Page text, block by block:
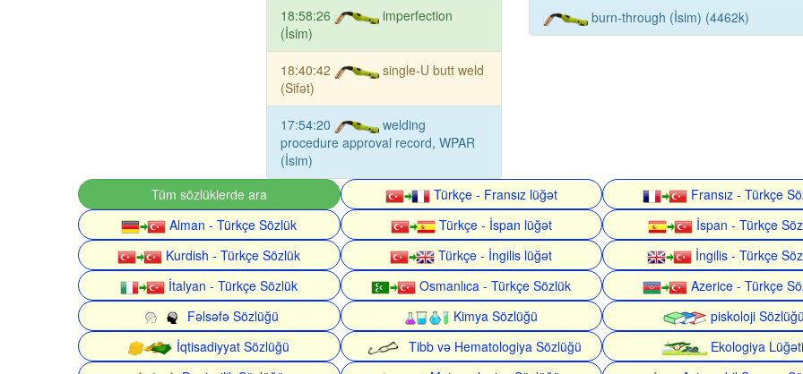
18:58:26
imperfection
(İsim)
18:40:42
single-U butt weld
(Sifət)
17:54:20
welding
procedure approval record, WPAR
(İsim)
burn-through (İsim) (4462k)
Tüm sözlüklerde ara Türkçe - Fransız lüğət Fransız - Türkçe
Alman - Türkçe Sözlük
Türkçe - İspan lüğət İspan - Türkçe
Kurdish - Türkçe Sözlük
Türkçe - İngilis lüğət İngilis - Türkçe
İtalyan - Türkçe Sözlük
Osmanlıca - Türkçe Sözlük Azerice - Türkçe
Fəlsəfə Sözlüğü
Kimya Sözlüğü piskoloji Sözlüğü
İqtisadiyyat Sözlüğü
Tibb və Hematologiya Sözlüğü Ekologiya Lüğəti